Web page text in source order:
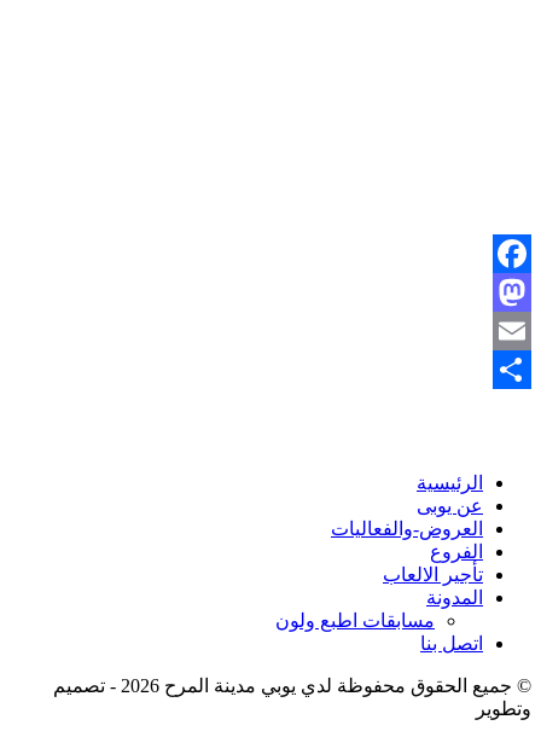
الرئيسية
عن يوبى
العروض-والفعاليات
الفروع
تأجير الالعاب
المدونة
مسابقات اطبع ولون
اتصل بنا
جميع الحقوق محفوظة لدي يوبي مدينة المرح 2026
- تصميم